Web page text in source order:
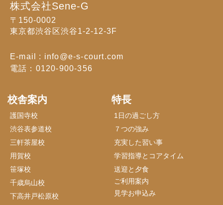
株式会社Sene-G
〒150-0002
東京都渋谷区渋谷1-2-12-3F
E-mail : info@e-s-court.com
電話：0120-900-356
校舎案内
護国寺校
渋谷表参道校
三軒茶屋校
用賀校
笹塚校
千歳烏山校
下高井戸松原校
特長
1日の過ごし方
７つの強み
充実した習い事
学習指導とコアタイム
送迎と夕食
ご利用案内
見学お申込み